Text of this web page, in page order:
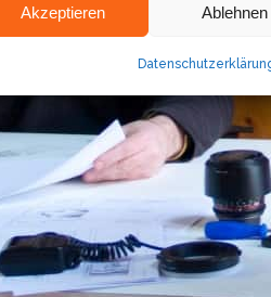
Akzeptieren Ablehnen